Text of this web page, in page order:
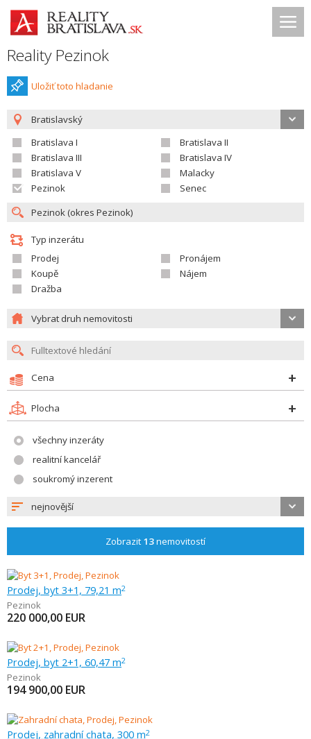
Reality Pezinok
Uložiť toto hladanie
Bratislavský
Bratislava I
Bratislava II
Bratislava III
Bratislava IV
Bratislava V
Malacky
Pezinok
Senec
Typ inzerátu
Prodej
Pronájem
Koupě
Nájem
Dražba
Vybrat druh nemovitosti
Cena
Plocha
všechny inzeráty
realitní kancelář
soukromý inzerent
nejnovější
Zobrazit 13nemovitostí
Prodej, byt 3+1, 79,21 m2
Pezinok
220 000,00 EUR
Prodej, byt 2+1, 60,47 m2
Pezinok
194 900,00 EUR
Prodej, zahradní chata, 300 m2